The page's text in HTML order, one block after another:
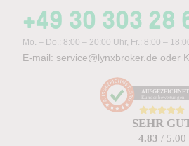
+49 30 303 28
Mo. – Do.: 8:00 – 20:00 Uhr, Fr.: 8:00 –
E-mail: service@lynxbroker.de oder
AUSGEZEICHNET
Kundenbewertungen
SEHR
4.83 / 5.00